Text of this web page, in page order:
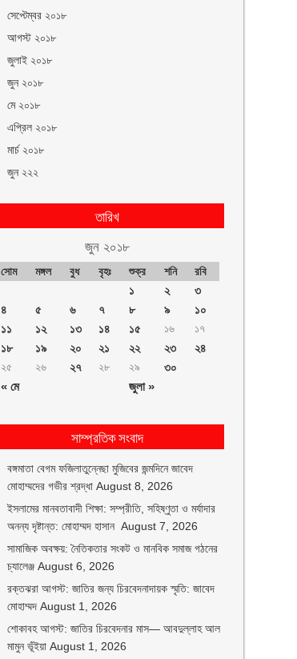
সেপ্টেম্বর ২০১৮
আগস্ট ২০১৮
জুলাই ২০১৮
জুন ২০১৮
মে ২০১৮
এপ্রিল ২০১৮
মার্চ ২০১৮
জুন ২২২
তারিখ
জুন ২০১৮
সোম মঙ্গল বুধ বৃহঃ শুক্র শনি রবি
« মে জুলা »
১ ২
৩
৪
৫ ৬ ৭ ৮ ৯
১০
১১
১২ ১৩ ১৪ ১৫ ১৬ ১৭
১৮ ১৯ ২০ ২১ ২২ ২৩ ২৪
২৫ ২৬ ২৭ ২৮ ২৯ ৩০
সাম্প্রতিক সংবাদ
বঙ্গমাতা বেগম ফজিলাতুন্নেছা মুজিবের জন্মদিনে জাবেদ
মোহাম্মদের গভীর শ্রদ্ধা August 8, 2026
ইসলামের মানবতাবাদী শিক্ষা: সম্প্রীতি, সহিষ্ণুতা ও মর্যাদার
অনন্য দৃষ্টান্ত: মোহাম্মদ হাসান August 7, 2026
সামাজিক অবক্ষয়: নৈতিকতার সংকট ও মানবিক সমাজ গঠনের
চ্যালেঞ্জ August 6, 2026
রক্তঝরা আগস্ট: জাতির জন্য চিরবেদনাদায়ক স্মৃতি: জাবেদ
মোহাম্মদ August 1, 2026
শোকাবহ আগস্ট: জাতির চিরবেদনার মাস— আবদুল্লাহ আল
মামুন ভূঁইয়া August 1, 2026